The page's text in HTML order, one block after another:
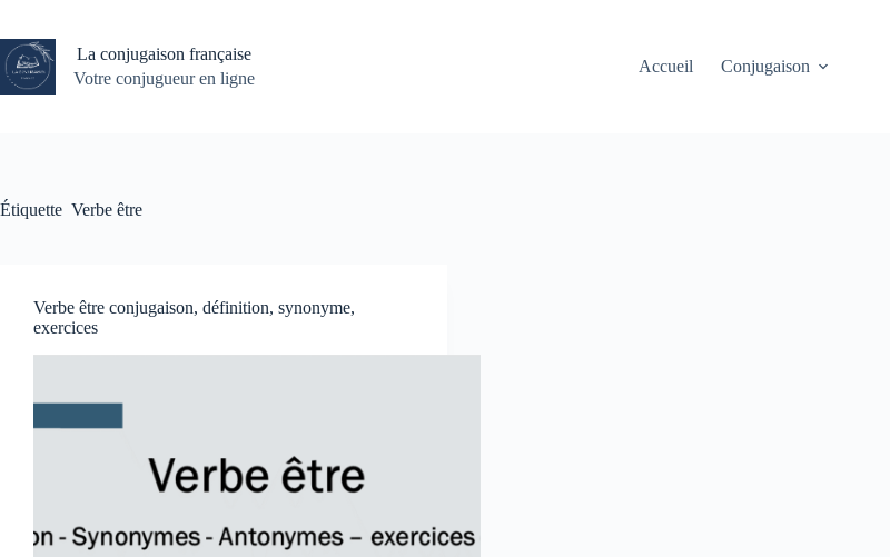
contenu
La conjugaison française
Votre conjugueur en ligne
Accueil Conjugaison
Étiquette Verbe être
Verbe être conjugaison, définition, synonyme,
exercices